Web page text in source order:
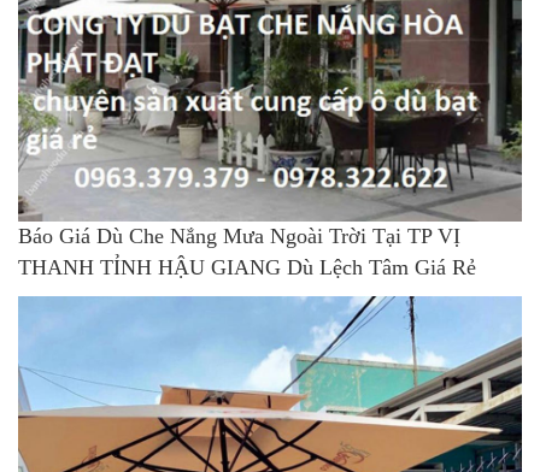
Báo Giá Dù Che Nắng Mưa Ngoài Trời Tại TP VỊ
THANH TỈNH HẬU GIANG Dù Lệch Tâm Giá Rẻ